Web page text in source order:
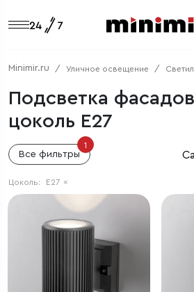
Minimir.ru Уличное освещение
Подсветка
цоколь E27
Все фильтры
1
Цоколь: E27 ×